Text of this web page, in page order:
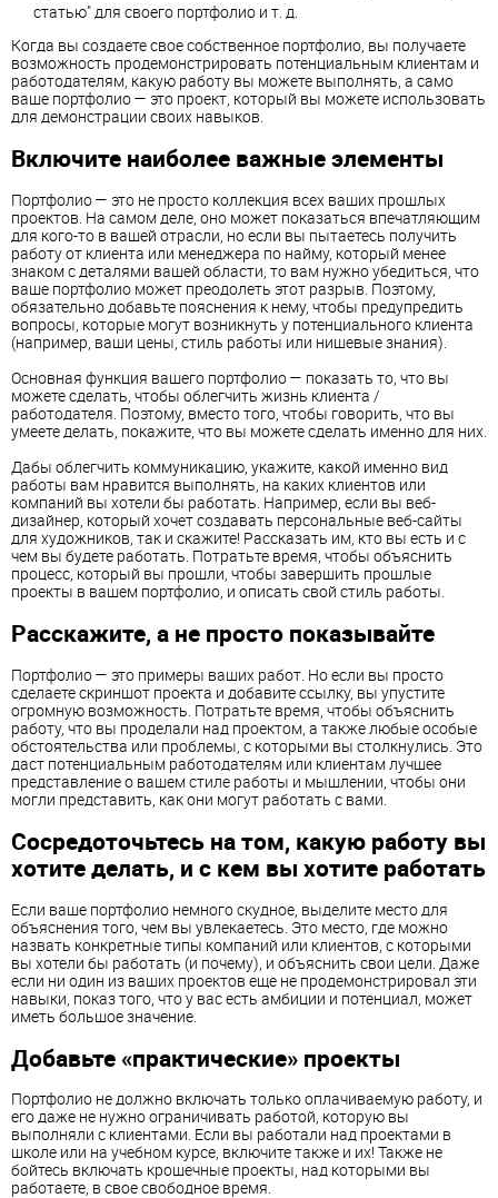
статью" для своего портфолио и т. д.
Когда вы создаете свое собственное портфолио, вы получаете
возможность продемонстрировать потенциальным клиентам и
работодателям, какую работу вы можете выполнять, а само
ваше портфолио — это проект, который вы можете использовать
для демонстрации своих навыков.
Включите наиболее важные элементы
Портфолио — это не просто коллекция всех ваших прошлых
проектов. На самом деле, оно может показаться впечатляющим
для кого-то в вашей отрасли, но если вы пытаетесь получить
работу от клиента или менеджера по найму, который менее
знаком с деталями вашей области, то вам нужно убедиться, что
ваше портфолио может преодолеть этот разрыв. Поэтому,
обязательно добавьте пояснения к нему, чтобы предупредить
вопросы, которые могут возникнуть у потенциального клиента
(например, ваши цены, стиль работы или нишевые знания).
Основная функция вашего портфолио — показать то, что вы
можете сделать, чтобы облегчить жизнь клиента /
работодателя. Поэтому, вместо того, чтобы говорить, что вы
умеете делать, покажите, что вы можете сделать именно для них.
Дабы облегчить коммуникацию, укажите, какой именно вид
работы вам нравится выполнять, на каких клиентов или
компаний вы хотели бы работать. Например, если вы веб-
дизайнер, который хочет создавать персональные веб-сайты
для художников, так и скажите! Рассказать им, кто вы есть и с
чем вы будете работать. Потратьте время, чтобы объяснить
процесс, который вы прошли, чтобы завершить прошлые
проекты в вашем портфолио, и описать свой стиль работы.
Расскажите, а не просто показывайте
Портфолио — это примеры ваших работ. Но если вы просто
сделаете скриншот проекта и добавите ссылку, вы упустите
огромную возможность. Потратьте время, чтобы объяснить
работу, что вы проделали над проектом, а также любые особые
обстоятельства или проблемы, с которыми вы столкнулись. Это
даст потенциальным работодателям или клиентам лучшее
представление о вашем стиле работы и мышлении, чтобы они
могли представить, как они могут работать с вами.
Сосредоточьтесь на том, какую работу вы
хотите делать, и с кем вы хотите работать
Если ваше портфолио немного скудное, выделите место для
объяснения того, чем вы увлекаетесь. Это место, где можно
назвать конкретные типы компаний или клиентов, с которыми
вы хотели бы работать (и почему), и объяснить свои цели. Даже
если ни один из ваших проектов еще не продемонстрировал эти
навыки, показ того, что у вас есть амбиции и потенциал, может
иметь большое значение.
Добавьте «практические» проекты
Портфолио не должно включать только оплачиваемую работу, и
его даже не нужно ограничивать работой, которую вы
выполняли с клиентами. Если вы работали над проектами в
школе или на учебном курсе, включите также и их! Также не
бойтесь включать крошечные проекты, над которыми вы
работаете, в свое свободное время.